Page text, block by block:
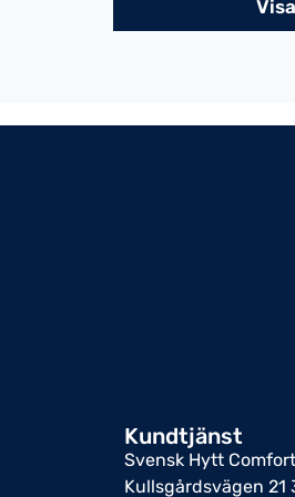
Kundtjänst
Svensk Hytt
Kullsgårdsvägen 21